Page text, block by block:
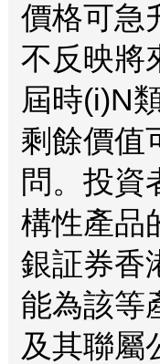
價格可急
不反映將
屆時(i)N
剩餘價值
問。投資
構性產品
銀証券香
能為該等
及其聯屬